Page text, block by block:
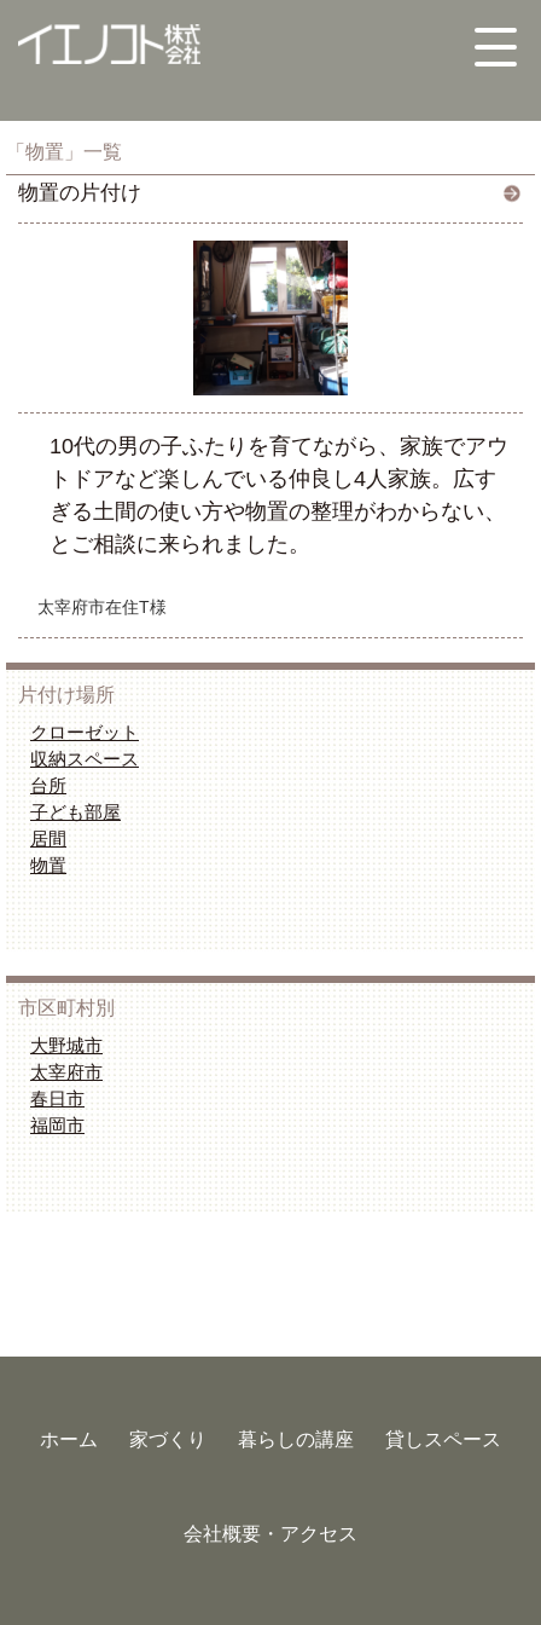
「物置」一覧
物置の片付け
10代の男の子ふたりを育てながら、家族でアウ
トドアなど楽しんでいる仲良し4人家族。広す
ぎる土間の使い方や物置の整理がわからない、
とご相談に来られました。
太宰府市在住T様
片付け場所
クローゼット
収納スペース
台所
子ども部屋
居間
物置
市区町村別
大野城市
太宰府市
春日市
福岡市
ホーム 家づくり 暮らしの講座 貸しスペース
会社概要・アクセス